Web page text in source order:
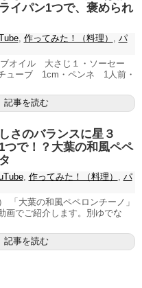
イパン1つで、褒められ
, 作ってみた！（料理）
パ
オイル 大さじ１・ソーセー
ューブ 1cm・ペンネ 1人前・
記事を読む
さのバランスに星３
つで！？大葉の和風ペペ
, 作ってみた！（料理）
パ
「大葉の和風ペペロンチーノ」
画でご紹介します。別ゆでな
記事を読む